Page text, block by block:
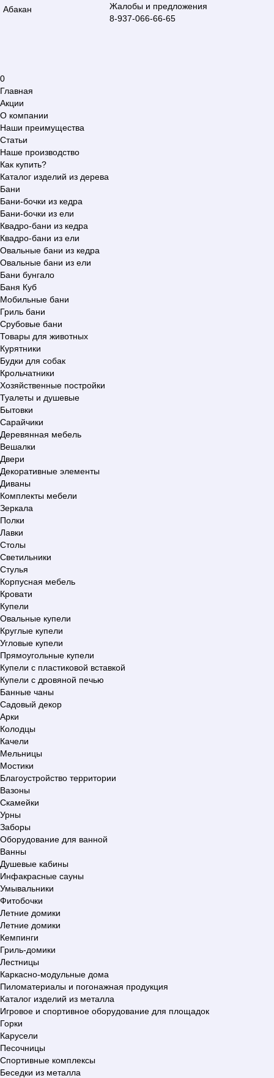
Абакан
Жалобы и предложения
8-937-066-66-65
0
Главная
Акции
О компании
Наши преимущества
Статьи
Наше производство
Как купить?
Каталог изделий из дерева
Бани
Бани-бочки из кедра
Бани-бочки из ели
Квадро-бани из кедра
Квадро-бани из ели
Овальные бани из кедра
Овальные бани из ели
Бани бунгало
Баня Куб
Мобильные бани
Гриль бани
Срубовые бани
Товары для животных
Курятники
Будки для собак
Крольчатники
Хозяйственные постройки
Туалеты и душевые
Бытовки
Сарайчики
Деревянная мебель
Вешалки
Двери
Декоративные элементы
Диваны
Комплекты мебели
Зеркала
Полки
Лавки
Столы
Светильники
Стулья
Корпусная мебель
Кровати
Купели
Овальные купели
Круглые купели
Угловые купели
Прямоугольные купели
Купели с пластиковой вставкой
Купели с дровяной печью
Банные чаны
Садовый декор
Арки
Колодцы
Качели
Мельницы
Мостики
Благоустройство территории
Вазоны
Скамейки
Урны
Заборы
Оборудование для ванной
Ванны
Душевые кабины
Инфакрасные сауны
Умывальники
Фитобочки
Летние домики
Летние домики
Кемпинги
Гриль-домики
Лестницы
Каркасно-модульные дома
Пиломатериалы и погонажная продукция
Каталог изделий из металла
Игровое и спортивное оборудование для площадок
Горки
Карусели
Песочницы
Спортивные комплексы
Беседки из металла